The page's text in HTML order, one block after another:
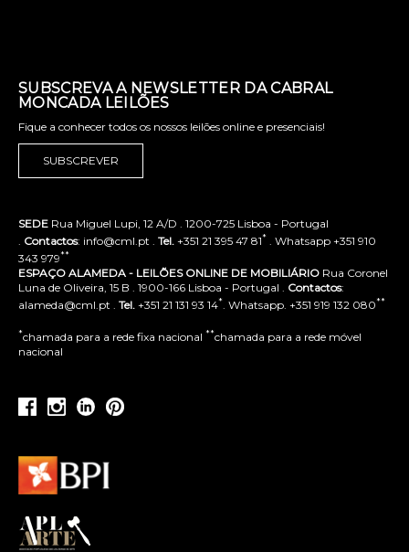
SUBSCREVA A NEWSLETTER DA CABRAL
MONCADA LEILÕES
Fique a conhecer todos os nossos leilões online e presenciais!
SUBSCREVER
SEDE Rua Miguel Lupi, 12 A/D . 1200-725 Lisboa - Portugal
Contactos: info@cml.pt . Tel. +351 21 395 47 81* . Whatsapp +351 910
343 979**
ESPAÇO ALAMEDA - LEILÕES ONLINE DE MOBILIÁRIO Rua Coronel
Luna de Oliveira, 15 B . 1900-166 Lisboa - Portugal . Contactos:
alameda@cml.pt . Tel. +351 21 131 93 14* . Whatsapp. +351 919 132 080**
*chamada para a rede fixa nacional **chamada para a rede móvel
nacional